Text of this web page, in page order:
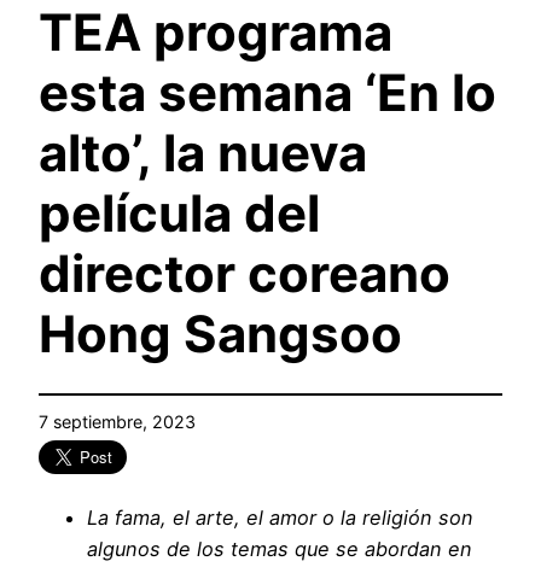
TEA programa
esta semana ‘En lo
alto’, la nueva
película del
director coreano
Hong Sangsoo
7 septiembre, 2023
La fama, el arte, el amor o la religión son
algunos de los temas que se abordan en